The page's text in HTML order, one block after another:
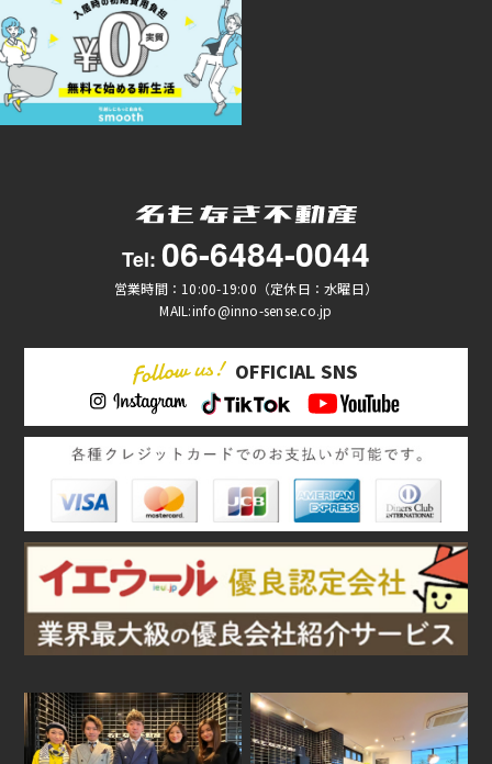
Tel: 06-6484-0044
営業時間：10:00-19:00（定休日：水曜日）
MAIL:info@inno-sense.co.jp
OFFICIAL SNS